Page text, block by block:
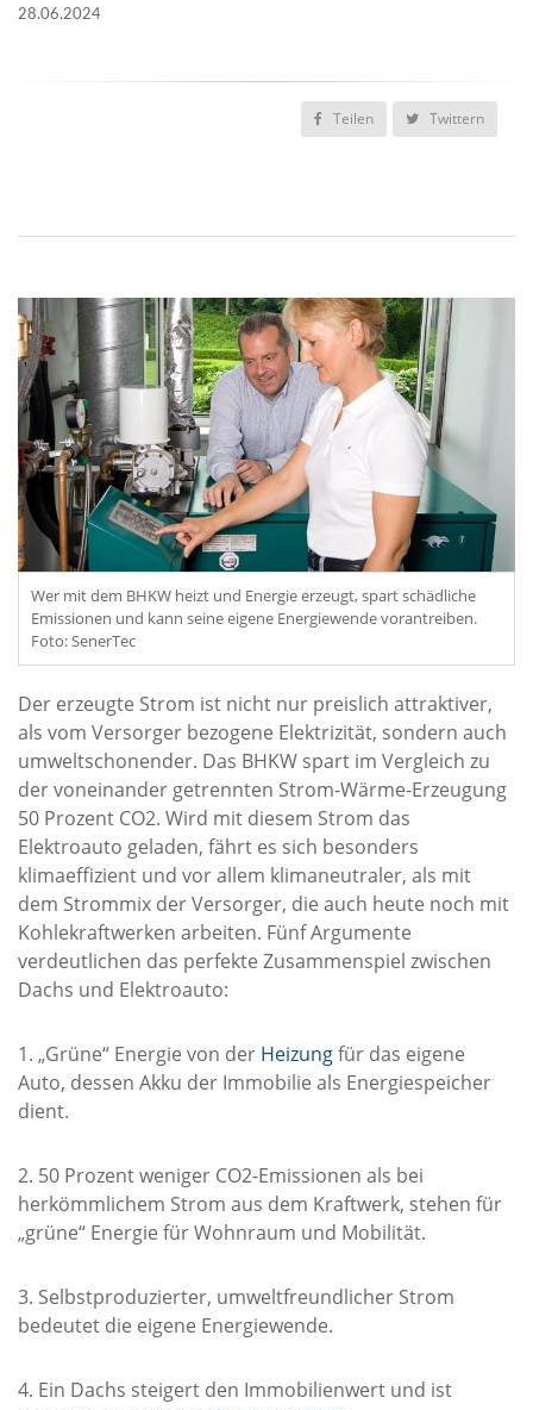
28.06.2024
Teilen Twittern
Wer mit dem BHKW heizt und Energie erzeugt, spart schädliche
Emissionen und kann seine eigene Energiewende vorantreiben.
Foto: SenerTec
Der erzeugte Strom ist nicht nur preislich attraktiver,
als vom Versorger bezogene Elektrizität, sondern auch
umweltschonender. Das BHKW spart im Vergleich zu
der voneinander getrennten Strom-Wärme-Erzeugung
50 Prozent CO2. Wird mit diesem Strom das
Elektroauto geladen, fährt es sich besonders
klimaeffizient und vor allem klimaneutraler, als mit
dem Strommix der Versorger, die auch heute noch mit
Kohlekraftwerken arbeiten. Fünf Argumente
verdeutlichen das perfekte Zusammenspiel zwischen
Dachs und Elektroauto:
1. „Grüne“ Energie von der Heizungfür das eigene
Auto, dessen Akku der Immobilie als Energiespeicher
dient.
2. 50 Prozent weniger CO2-Emissionen als bei
herkömmlichem Strom aus dem Kraftwerk, stehen für
„grüne“ Energie für Wohnraum und Mobilität.
3. Selbstproduzierter, umweltfreundlicher Strom
bedeutet die eigene Energiewende.
4. Ein Dachs steigert den Immobilienwert und ist